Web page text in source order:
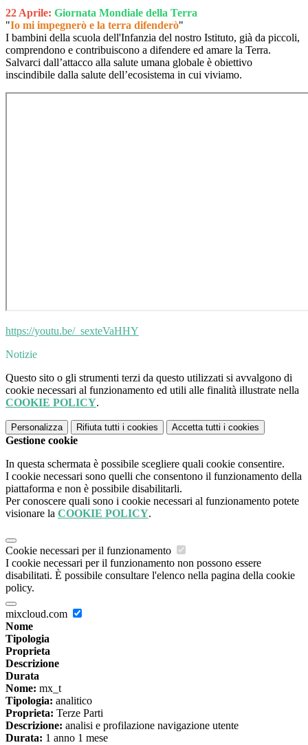
22 Aprile: Giornata Mondiale della Terra
"Io mi impegnerò e la terra difenderò"
I bambini della scuola dell'Infanzia del nostro Istituto, già da piccoli,
comprendono e contribuiscono a difendere ed amare la Terra.
Salvarci dall’attacco alla salute umana globale è obiettivo
inscindibile dalla salute dell’ecosistema in cui viviamo.
https://youtu.be/_sexteVaHHY
Notizie
Questo sito o gli strumenti terzi da questo utilizzati si avvalgono di
cookie necessari al funzionamento ed utili alle finalità illustrate nella
COOKIE POLICY.
Personalizza Rifiuta tutti i cookies Accetta tutti i cookies
Gestione cookie
In questa schermata è possibile scegliere quali cookie consentire.
I cookie necessari sono quelli che consentono il funzionamento della
piattaforma e non è possibile disabilitarli.
Per conoscere quali sono i cookie necessari al funzionamento potete
visionare la COOKIE POLICY.
Cookie necessari per il funzionamento
I cookie necessari per il funzionamento non possono essere
disabilitati. È possibile consultare l'elenco nella pagina della cookie
policy.
mixcloud.com
Nome
Tipologia
Proprieta
Descrizione
Durata
Nome: mx_t
Tipologia: analitico
Proprieta: Terze Parti
Descrizione: analisi e profilazione navigazione utente
Durata: 1 anno 1 mese